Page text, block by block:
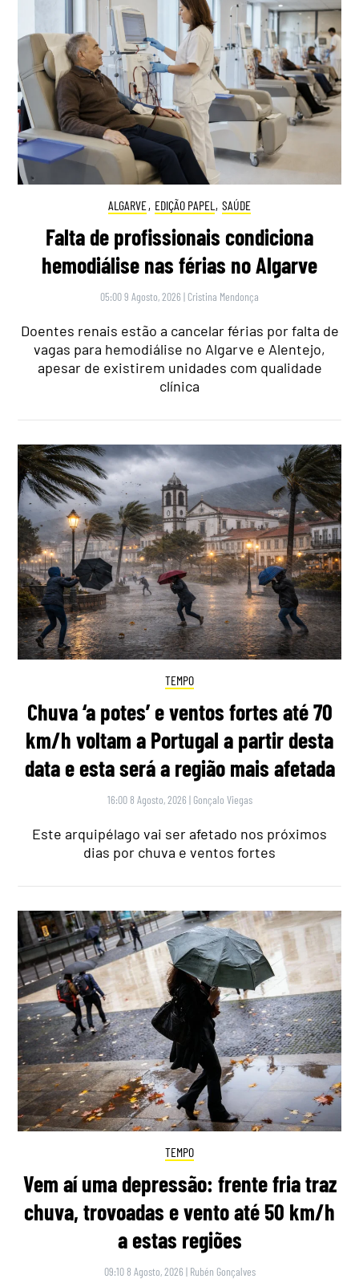
ALGARVE, EDIÇÃO PAPEL , SAÚDE
Falta de profissionais condiciona
hemodiálise nas férias no Algarve
05:00 9 Agosto, 2026 | Cristina Mendonça
Doentes renais estão a cancelar férias por falta de
vagas para hemodiálise no Algarve e Alentejo,
apesar de existirem unidades com qualidade
clínica
TEMPO
Chuva ‘a potes’ e ventos fortes até 70
km/h voltam a Portugal a partir desta
data e esta será a região mais afetada
16:00 8 Agosto, 2026 | Gonçalo Viegas
Este arquipélago vai ser afetado nos próximos
dias por chuva e ventos fortes
TEMPO
Vem aí uma depressão: frente fria traz
chuva, trovoadas e vento até 50 km/h
a estas regiões
09:10 8 Agosto, 2026 | Rubén Gonçalves